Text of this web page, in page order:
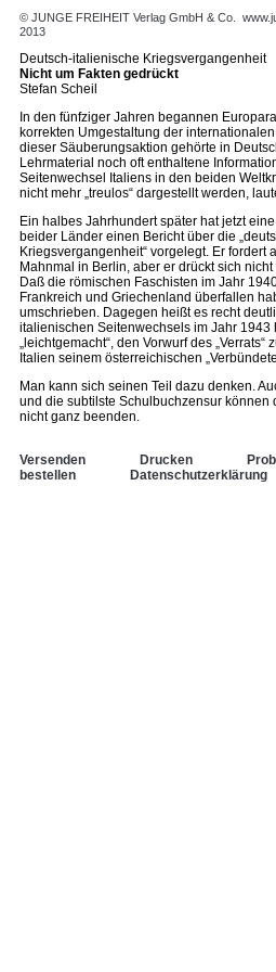
© JUNGE FREIHEIT Verlag GmbH & Co.
2013
Deutsch-italienische Kriegsvergangenheit
Nicht um Fakten gedrückt
Stefan Scheil
In den fünfziger Jahren begannen
korrekten Umgestaltung der
dieser Säuberungsaktion gehörte in
Lehrmaterial noch oft enthaltene
Seitenwechsel Italiens in den beiden
nicht mehr „treulos“ dargestellt werden,
Ein halbes Jahrhundert später hat jetzt
beider Länder einen Bericht über die
Kriegsvergangenheit“ vorgelegt. Er fordert
Mahnmal in Berlin, aber er drückt sich
Daß die römischen Faschisten im Jahr
Frankreich und Griechenland überfallen
umschrieben. Dagegen heißt es recht
italienischen Seitenwechsels im Jahr 1943
„leichtgemacht“, den Vorwurf des
Italien seinem österreichischen
Man kann sich seinen Teil dazu denken.
und die subtilste Schulbuchzensur können
nicht ganz beenden.
Versenden Drucken
bestellen
Datenschutzerklärung